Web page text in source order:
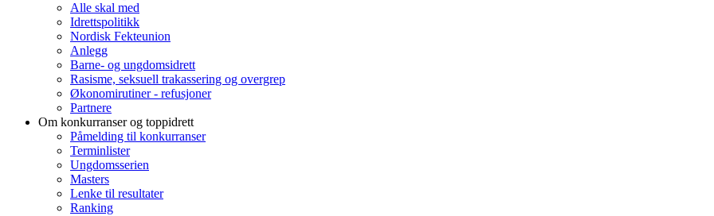
Alle skal med
Idrettspolitikk
Nordisk Fekteunion
Anlegg
Barne- og ungdomsidrett
Rasisme, seksuell trakassering og overgrep
Økonomirutiner - refusjoner
Partnere
Om konkurranser og toppidrett
Påmelding til konkurranser
Terminlister
Ungdomsserien
Masters
Lenke til resultater
Ranking